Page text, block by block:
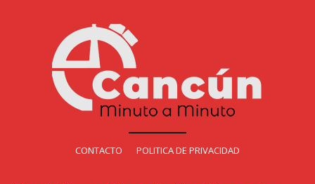
CONTACTO POLITICA DE PRIVACIDAD